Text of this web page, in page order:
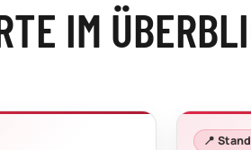
IM
📍